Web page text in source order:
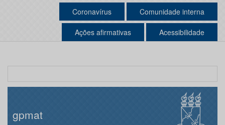
Coronavírus Comunidade interna
Ações afirmativas Acessibilidade
gpmat